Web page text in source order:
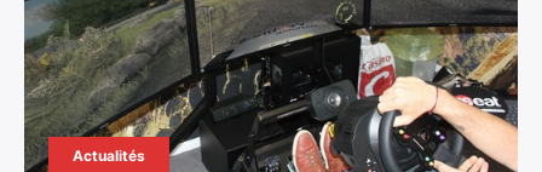
Actualités